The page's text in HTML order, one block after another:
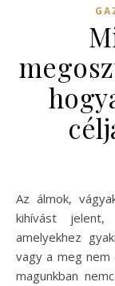
Az álmok, vágyak és célok megosztása sokak számára
kihívást
amelyekhez
vagy a meg nem
magunkban